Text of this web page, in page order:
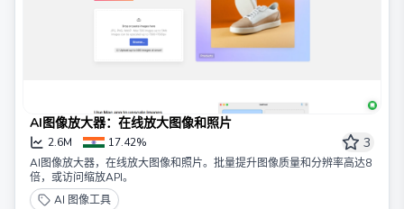
AI图像放大器：在线放大图像和照片
2.6M 17.42% 3
AI图像放大器，在线放大图像和照片。批量提升图像质量和分辨率高达8
倍，或访问缩放API。
AI 图像工具